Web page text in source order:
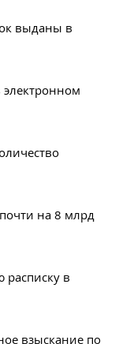
выданы в
на 8 млрд
расписку в
взыскание по